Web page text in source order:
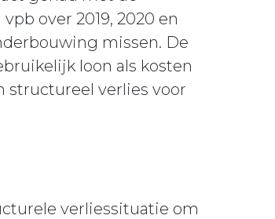
over 2019, 2020 en
missen. De
loon als kosten
structureel verlies voor
verliessituatie om